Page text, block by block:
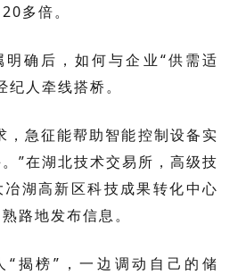
多倍。
确后，如何与企业“供需适
人牵线搭桥。
，急征能帮助智能控制设备实
”在湖北技术交易所，高级技
湖高新区科技成果转化中心
路地发布信息。
“揭榜”，一边调动自己的储